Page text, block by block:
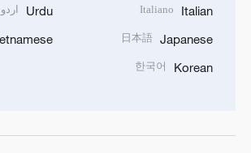
Italian
Italiano
Japanese
日本語
Korean
한국어
Urdu اردو